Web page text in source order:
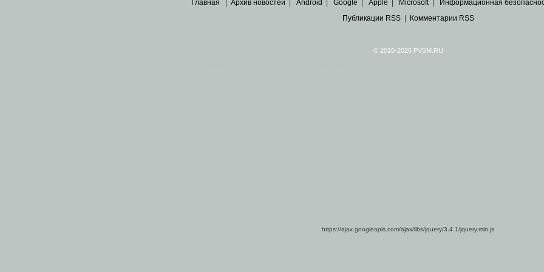
Главная Архив новостей Android Google Apple Microsoft| Информационная
Публикации RSS| Комментарии RSS
© 2010-2026 PVSM.RU
https://ajax.googleapis.com/ajax/libs/jquery/3.4.1/jquery.min.js